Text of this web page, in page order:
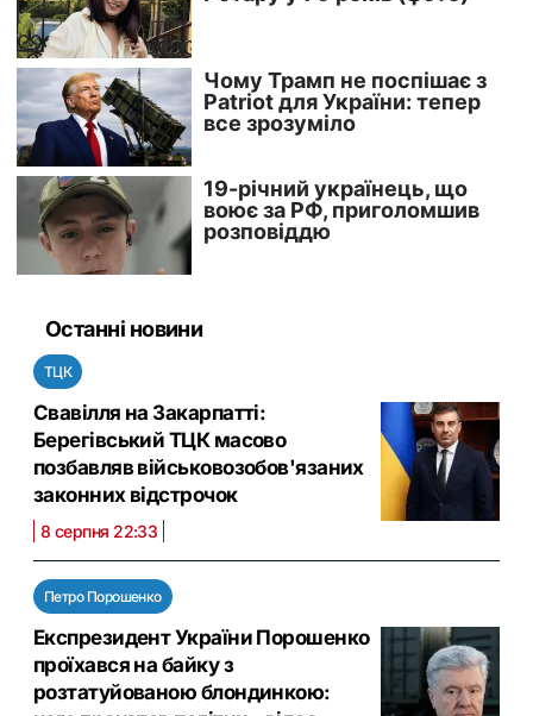
Останні новини
ТЦК
Свавілля на Закарпатті:
Берегівський ТЦК масово
позбавляв військовозобов'язаних
законних відстрочок
8 серпня 22:33
Петро Порошенко
Експрезидент України Порошенко
проїхався на байку з
розтатуйованою блондинкою: